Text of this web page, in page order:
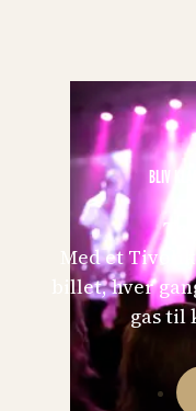
BLIV
Med et
billet, hver
gas til